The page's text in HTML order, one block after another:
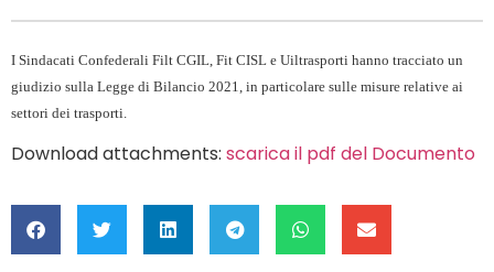
I Sindacati Confederali Filt CGIL, Fit CISL e Uiltrasporti hanno tracciato un
giudizio sulla Legge di Bilancio 2021, in particolare sulle misure relative ai
settori dei trasporti.
Download attachments: scarica il pdf del Documento